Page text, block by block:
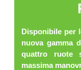
Disponibile per
nuova gamma
quattro ruote
massima